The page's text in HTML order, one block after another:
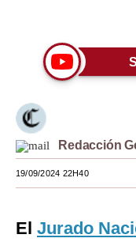
Tendencias
Lujo
Viajes
Moda
EEUU
Redacción
19/09/2024 22H40
El Jurado